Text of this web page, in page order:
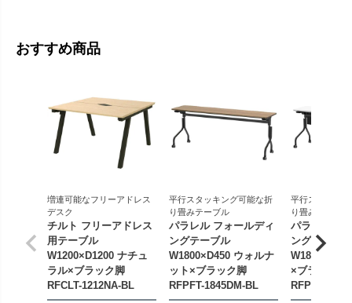
おすすめ商品
増連可能なフリーアドレス
デスク
チルト フリーアドレス
用テーブル
W1200×D1200 ナチュ
ラル×ブラック脚
RFCLT-1212NA-BL
平行スタッキング可能な折
り畳みテーブル
パラレル フォールディ
ングテーブル
W1800×D450 ウォルナ
ット×ブラック脚
RFPFT-1845DM-BL
平行スタッキ
り畳みテーブル
パラレル フ
ングテーブル
×ブラック脚
RFPFT-